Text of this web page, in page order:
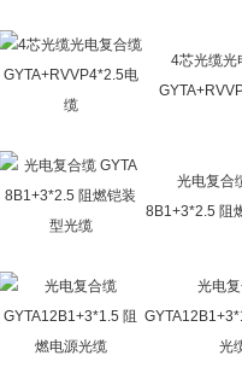
4芯光缆光
光电复合
8B1+3*2.5 阻
光电
光